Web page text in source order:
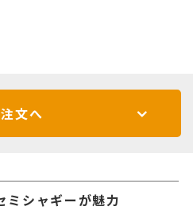
文へ
ミシャギーが魅力